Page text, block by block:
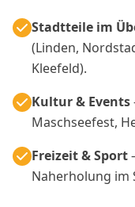
Stadtteile im
(Linden,
Kleefeld).
Kultur & Events
Maschseefest,
Freizeit & Sport
Naherholung im